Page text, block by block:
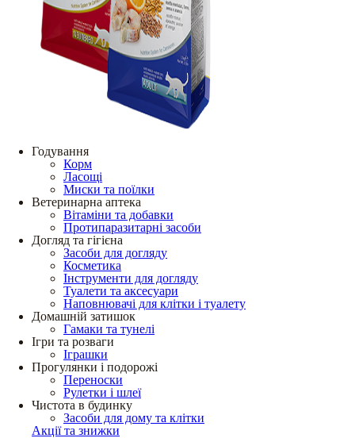
Годування
Корм
Ласощі
Миски та поїлки
Ветеринарна аптека
Вітаміни та добавки
Протипаразитарні засоби
Догляд та гігієна
Засоби для догляду
Косметика
Інструменти для догляду
Туалети та аксесуари
Наповнювачі для клітки і туалету
Домашній затишок
Гамаки та тунелі
Ігри та розваги
Іграшки
Прогулянки і подорожі
Переноски
Рулетки і шлеї
Чистота в будинку
Засоби для дому та клітки
Акції та знижки